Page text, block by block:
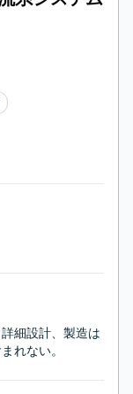
細設計、製造は
れない。